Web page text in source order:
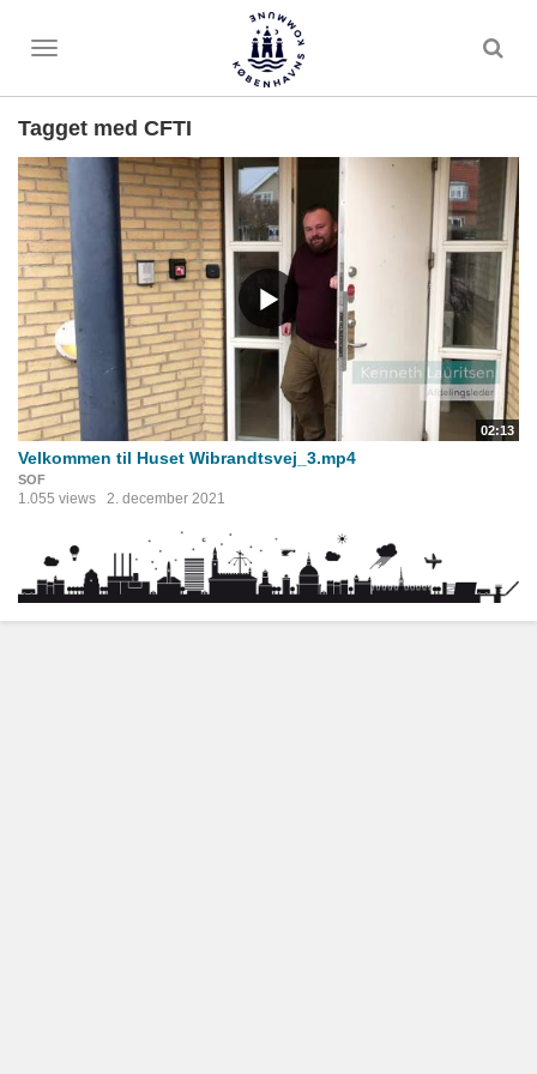
Toggle
Tagget med CFTI
02:13
Velkommen til Huset Wibrandtsvej_3.mp4
SOF
1.055 views 2. december 2021